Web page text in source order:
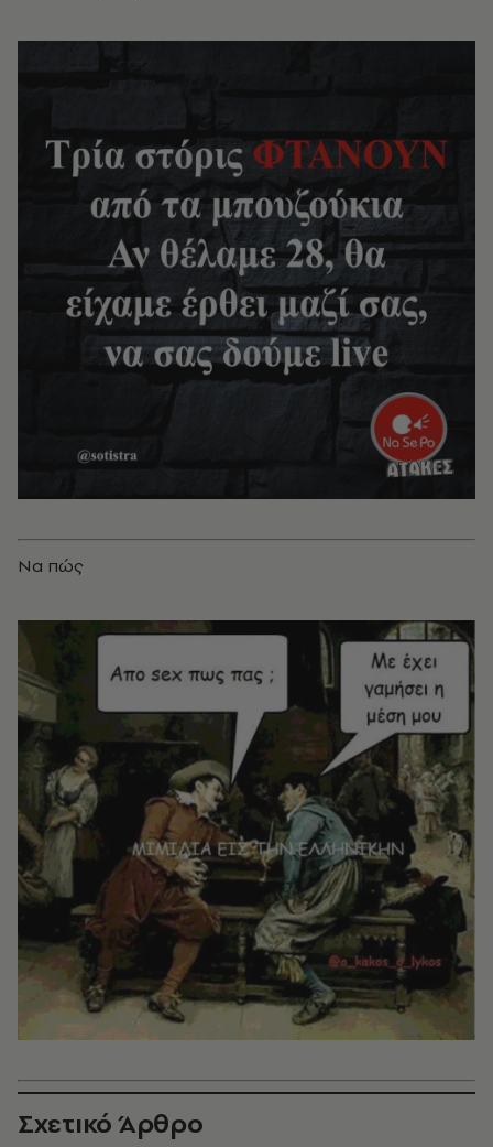
Να πώς
Σχετικό Άρθρο